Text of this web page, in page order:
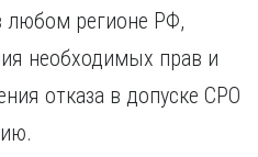
любом регионе РФ,
необходимых прав и
отказа в допуске СРО